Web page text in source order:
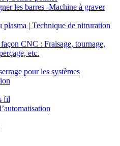
les barres -Machine à graver
plasma | Technique de nitruration
CNC : Fraisage, tournage,
etc.
pour les systèmes
fil